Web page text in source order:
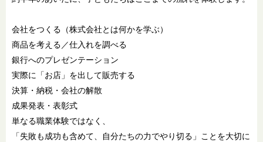
会社をつくる（株式会社とは何かを学ぶ）
商品を考える／仕入れを調べる
銀行へのプレゼンテーション
実際に「お店」を出して販売する
決算・納税・会社の解散
成果発表・表彰式
単なる職業体験ではなく、
「失敗も成功も含めて、自分たちの力でやり切る」ことを大切に